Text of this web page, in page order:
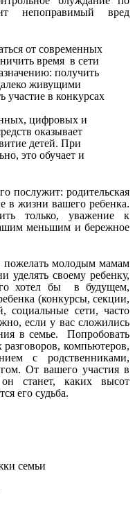
непоправимый вред
от современных
время в сети
получить
живущими
участие в конкурсах
цифровых и
оказывает
детей. При
это обучает и
послужит: родительская
в жизни вашего ребенка.
только, уважение к
меньшим и бережное
пожелать молодым мамам
своему ребенку,
хотел бы в будущем,
(конкурсы, секции,
социальные сети, часто
если у вас сложились
в семье. Попробовать
компьютеров,
с родственниками,
От вашего участия в
станет, каких высот
его судьба.
семьи